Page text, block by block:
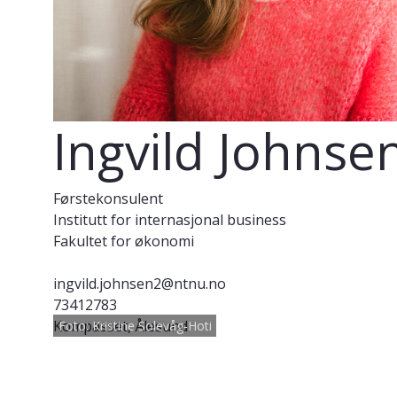
Foto: Kristine Solevåg-Hoti
Ingvild
Førstekonsulent
Institutt for internasjonal business
Fakultet for økonomi
ingvild.johnsen2@ntnu.no
73412783
Kompasset, Ålesund